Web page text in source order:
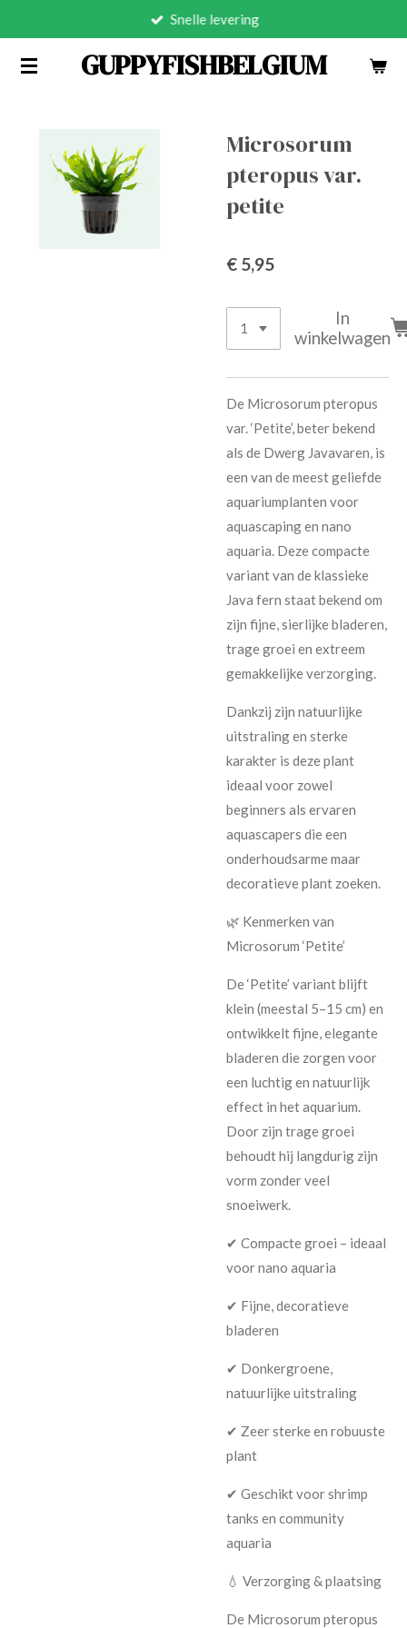
naar
GUPPYFISHBELGIUM
Snelle levering
Microsorum
pteropus var.
petite
€ 5,95
In
winkelwagen
De Microsorum pteropus
var. ‘Petite’, beter bekend
als de Dwerg Javavaren, is
een van de meest geliefde
aquariumplanten voor
aquascaping en nano
aquaria. Deze compacte
variant van de klassieke
Java fern staat bekend om
zijn fijne, sierlijke bladeren,
trage groei en extreem
gemakkelijke verzorging.
Dankzij zijn natuurlijke
uitstraling en sterke
karakter is deze plant
ideaal voor zowel
beginners als ervaren
aquascapers die een
onderhoudsarme maar
decoratieve plant zoeken.
🌿 Kenmerken van
Microsorum ‘Petite’
De ‘Petite’ variant blijft
klein (meestal 5–15 cm) en
ontwikkelt fijne, elegante
bladeren die zorgen voor
een luchtig en natuurlijk
effect in het aquarium.
Door zijn trage groei
behoudt hij langdurig zijn
vorm zonder veel
snoeiwerk.
✔ Compacte groei – ideaal
voor nano aquaria
✔ Fijne, decoratieve
bladeren
✔ Donkergroene,
natuurlijke uitstraling
✔ Zeer sterke en robuuste
plant
✔ Geschikt voor shrimp
tanks en community
aquaria
💧 Verzorging & plaatsing
De Microsorum pteropus